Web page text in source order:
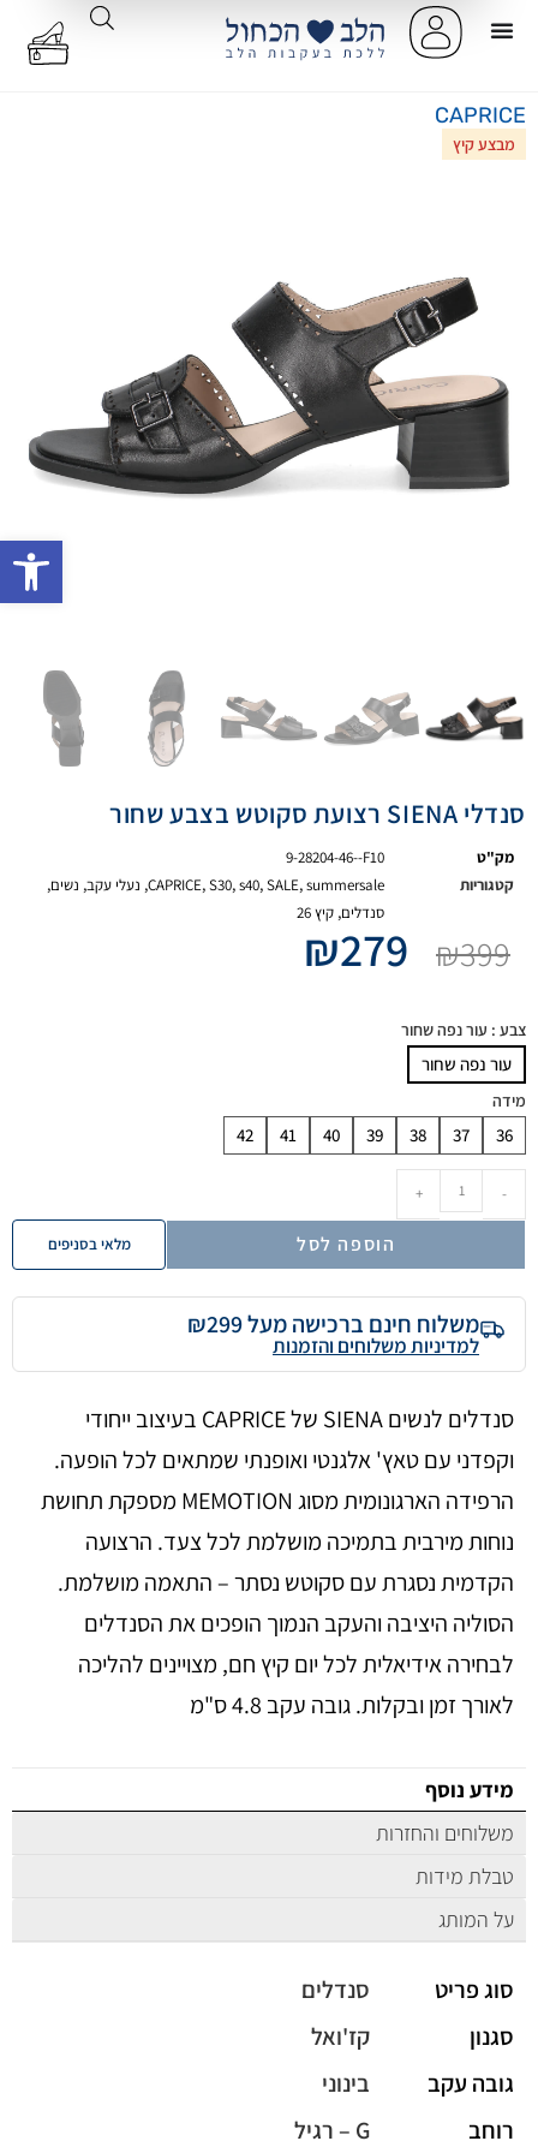
CAPRICE
מבצע קיץ
סנדלי SIENA רצועת סקוטש בצבע שחור
מק"ט
9-28204-46--F10
קטגוריות
CAPRICE,S30,s40,SALE,summersale
, נעלי עקב, נשים,
סנדלים, קיץ 26
₪399
₪279
צבע : עור נפה שחור
עור נפה שחור
מידה
36
37
38
39
40
41
42
-
+
הוספה לסל מלאי בסניפים
משלוח חינם ברכישה מעל ₪299
למדיניות משלוחים והזמנות
סנדלים לנשים SIENA של CAPRICE בעיצוב ייחודי
וקפדני עם טאץ' אלגנטי ואופנתי שמתאים לכל הופעה.
הרפידה הארגונומית מסוג MEMOTION מספקת תחושת
נוחות מירבית בתמיכה מושלמת לכל צעד. הרצועה
הקדמית נסגרת עם סקוטש נסתר – התאמה מושלמת.
הסוליה היציבה והעקב הנמוך הופכים את הסנדלים
לבחירה אידיאלית לכל יום קיץ חם, מצויינים להליכה
לאורך זמן ובקלות. גובה עקב 4.8 ס"מ
מידע נוסף
משלוחים והחזרות
טבלת מידות
על המותג
סוג פריט
סנדלים
סגנון
קז'ואל
גובה עקב
בינוני
רוחב
G – רגיל